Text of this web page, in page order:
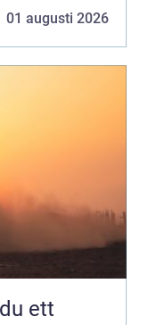
01 augusti 2026